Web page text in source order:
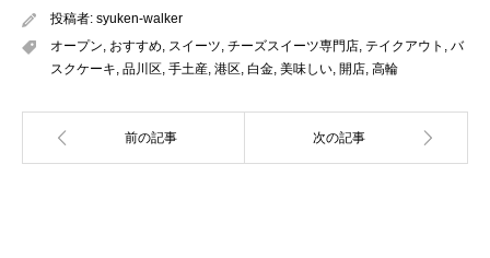
投稿者: syuken-walker
オープン, おすすめ, スイーツ, チーズスイーツ専門店, テイクアウト , バ
スクケーキ, 品川区, 手土産, 港区, 白金, 美味しい, 開店, 高輪